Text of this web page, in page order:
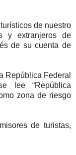
de nuestro
y extranjeros de
de su cuenta de
República Federal
lee “República
zona de riesgo
de turistas,